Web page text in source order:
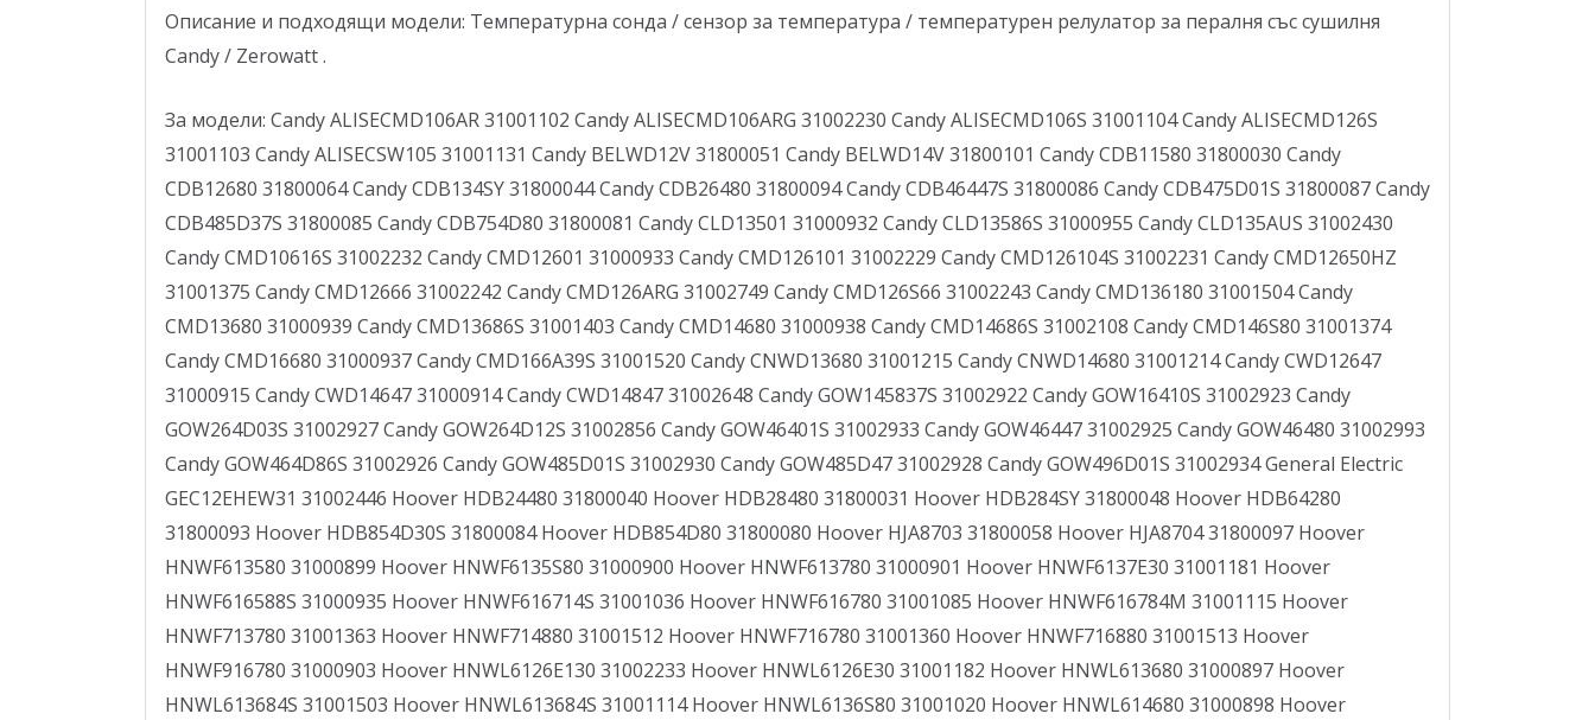
Описание и подходящи модели: Температурна сонда / сензор за температура / температурен релулатор за пералня със сушилня
Candy / Zerowatt .
За модели: Candy ALISECMD106AR 31001102 Candy ALISECMD106ARG 31002230 Candy ALISECMD106S 31001104 Candy ALISECMD126S
31001103 Candy ALISECSW105 31001131 Candy BELWD12V 31800051 Candy BELWD14V 31800101 Candy CDB11580 31800030 Candy
CDB12680 31800064 Candy CDB134SY 31800044 Candy CDB26480 31800094 Candy CDB46447S 31800086 Candy CDB475D01S 31800087 Candy
CDB485D37S 31800085 Candy CDB754D80 31800081 Candy CLD13501 31000932 Candy CLD13586S 31000955 Candy CLD135AUS 31002430
Candy CMD10616S 31002232 Candy CMD12601 31000933 Candy CMD126101 31002229 Candy CMD126104S 31002231 Candy CMD12650HZ
31001375 Candy CMD12666 31002242 Candy CMD126ARG 31002749 Candy CMD126S66 31002243 Candy CMD136180 31001504 Candy
CMD13680 31000939 Candy CMD13686S 31001403 Candy CMD14680 31000938 Candy CMD14686S 31002108 Candy CMD146S80 31001374
Candy CMD16680 31000937 Candy CMD166A39S 31001520 Candy CNWD13680 31001215 Candy CNWD14680 31001214 Candy CWD12647
31000915 Candy CWD14647 31000914 Candy CWD14847 31002648 Candy GOW145837S 31002922 Candy GOW16410S 31002923 Candy
GOW264D03S 31002927 Candy GOW264D12S 31002856 Candy GOW46401S 31002933 Candy GOW46447 31002925 Candy GOW46480 31002993
Candy GOW464D86S 31002926 Candy GOW485D01S 31002930 Candy GOW485D47 31002928 Candy GOW496D01S 31002934 General Electric
GEC12EHEW31 31002446 Hoover HDB24480 31800040 Hoover HDB28480 31800031 Hoover HDB284SY 31800048 Hoover HDB64280
31800093 Hoover HDB854D30S 31800084 Hoover HDB854D80 31800080 Hoover HJA8703 31800058 Hoover HJA8704 31800097 Hoover
HNWF613580 31000899 Hoover HNWF6135S80 31000900 Hoover HNWF613780 31000901 Hoover HNWF6137E30 31001181 Hoover
HNWF616588S 31000935 Hoover HNWF616714S 31001036 Hoover HNWF616780 31001085 Hoover HNWF616784M 31001115 Hoover
HNWF713780 31001363 Hoover HNWF714880 31001512 Hoover HNWF716780 31001360 Hoover HNWF716880 31001513 Hoover
HNWF916780 31000903 Hoover HNWL6126E130 31002233 Hoover HNWL6126E30 31001182 Hoover HNWL613680 31000897 Hoover
HNWL613684S 31001503 Hoover HNWL613684S 31001114 Hoover HNWL6136S80 31001020 Hoover HNWL614680 31000898 Hoover